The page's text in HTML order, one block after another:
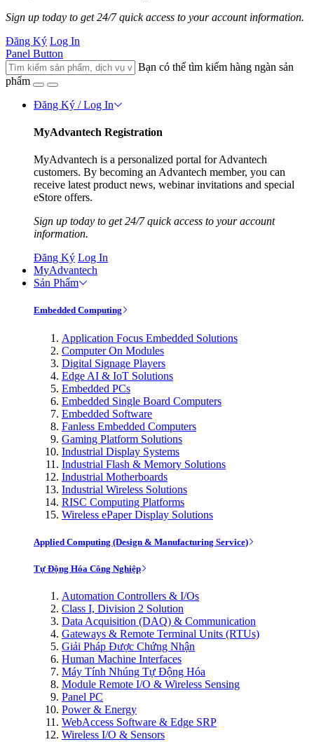
Sign up today to get 24/7 quick access to your account information.
Đăng Ký Log In
Panel Button
Bạn có thể tìm kiếm hàng ngàn sản
phẩm
Đăng Ký / Log In
MyAdvantech Registration
MyAdvantech is a personalized portal for Advantech
customers. By becoming an Advantech member, you can
receive latest product news, webinar invitations and special
eStore offers.
Sign up today to get 24/7 quick access to your account
information.
Đăng Ký Log In
MyAdvantech
Sản Phẩm
Embedded Computing
Application Focus Embedded Solutions
Computer On Modules
Digital Signage Players
Edge AI & IoT Solutions
Embedded PCs
Embedded Single Board Computers
Embedded Software
Fanless Embedded Computers
Gaming Platform Solutions
Industrial Display Systems
Industrial Flash & Memory Solutions
Industrial Motherboards
Industrial Wireless Solutions
RISC Computing Platforms
Wireless ePaper Display Solutions
Applied Computing (Design & Manufacturing Service)
Tự Động Hóa Công Nghiệp
Automation Controllers & I/Os
Class I, Division 2 Solution
Data Acquisition (DAQ) & Communication
Gateways & Remote Terminal Units (RTUs)
Giải Pháp Được Chứng Nhận
Human Machine Interfaces
Máy Tính Nhúng Tự Động Hóa
Module Remote I/O & Wireless Sensing
Panel PC
Power & Energy
WebAccess Software & Edge SRP
Wireless I/O & Sensors